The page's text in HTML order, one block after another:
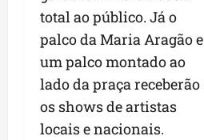
total ao público. Já o
palco da Maria Aragão e
um palco montado ao
lado da praça receberão
os shows de artistas
locais e nacionais.